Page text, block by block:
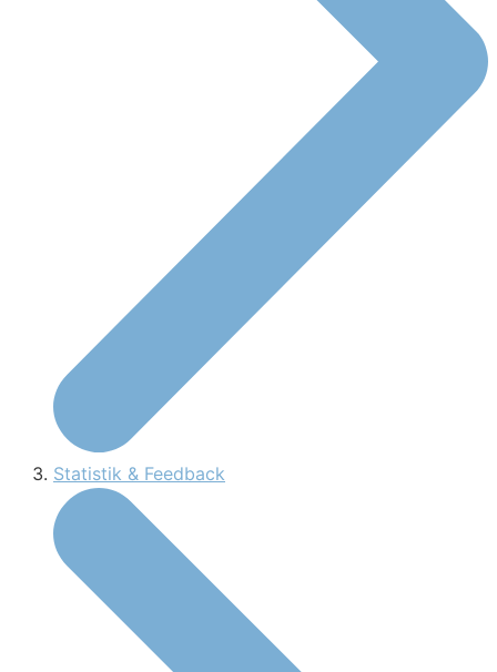
Statistik & Feedback